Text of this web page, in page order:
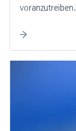
voranzutreiben.